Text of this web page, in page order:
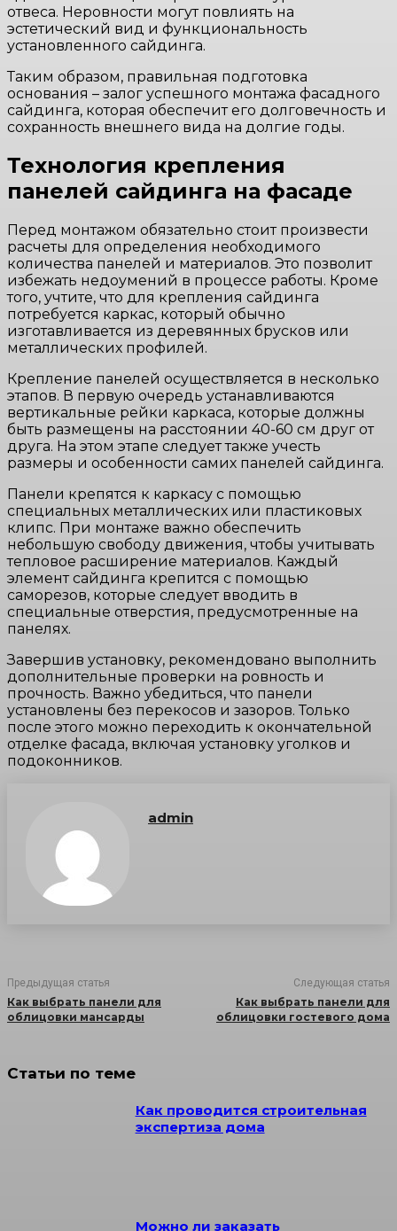
отвеса. Неровности могут повлиять на
эстетический вид и функциональность
установленного сайдинга.
Таким образом, правильная подготовка
основания – залог успешного монтажа фасадного
сайдинга, которая обеспечит его долговечность и
сохранность внешнего вида на долгие годы.
Технология крепления
панелей сайдинга на фасаде
Перед монтажом обязательно стоит произвести
расчеты для определения необходимого
количества панелей и материалов. Это позволит
избежать недоумений в процессе работы. Кроме
того, учтите, что для крепления сайдинга
потребуется каркас, который обычно
изготавливается из деревянных брусков или
металлических профилей.
Крепление панелей осуществляется в несколько
этапов. В первую очередь устанавливаются
вертикальные рейки каркаса, которые должны
быть размещены на расстоянии 40-60 см друг от
друга. На этом этапе следует также учесть
размеры и особенности самих панелей сайдинга.
Панели крепятся к каркасу с помощью
специальных металлических или пластиковых
клипс. При монтаже важно обеспечить
небольшую свободу движения, чтобы учитывать
тепловое расширение материалов. Каждый
элемент сайдинга крепится с помощью
саморезов, которые следует вводить в
специальные отверстия, предусмотренные на
панелях.
Завершив установку, рекомендовано выполнить
дополнительные проверки на ровность и
прочность. Важно убедиться, что панели
установлены без перекосов и зазоров. Только
после этого можно переходить к окончательной
отделке фасада, включая установку уголков и
подоконников.
admin
Предыдущая статья
Как выбрать панели для
облицовки мансарды
Следующая статья
Как выбрать панели для
облицовки гостевого дома
Статьи по теме
Как проводится строительная
экспертиза дома
Можно ли заказать